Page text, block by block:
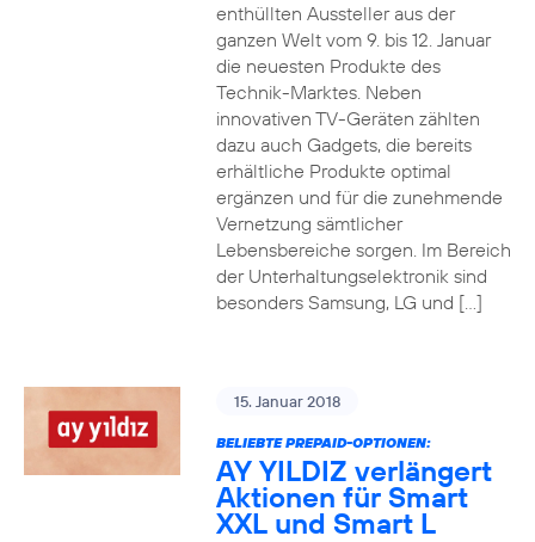
enthüllten Aussteller aus der
ganzen Welt vom 9. bis 12. Januar
die neuesten Produkte des
Technik-Marktes. Neben
innovativen TV-Geräten zählten
dazu auch Gadgets, die bereits
erhältliche Produkte optimal
ergänzen und für die zunehmende
Vernetzung sämtlicher
Lebensbereiche sorgen. Im Bereich
der Unterhaltungselektronik sind
besonders Samsung, LG und […]
15. Januar 2018
BELIEBTE PREPAID-OPTIONEN:
AY YILDIZ verlängert
Aktionen für Smart
XXL und Smart L